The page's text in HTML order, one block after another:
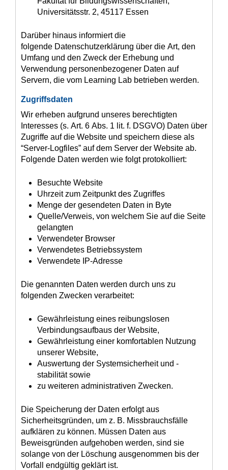
Universitätsstr. 2, 45117 Essen
Darüber hinaus informiert die
folgende Datenschutzerklärung über die Art, den
Umfang und den Zweck der Erhebung und
Verwendung personenbezogener Daten auf
Servern, die vom Learning Lab betrieben werden.
Zugriffsdaten
Wir erheben aufgrund unseres berechtigten
Interesses (s. Art. 6 Abs. 1 lit. f. DSGVO) Daten über
Zugriffe auf die Website und speichern diese als
“Server-Logfiles” auf dem Server der Website ab.
Folgende Daten werden wie folgt protokolliert:
Besuchte Website
Uhrzeit zum Zeitpunkt des Zugriffes
Menge der gesendeten Daten in Byte
Quelle/Verweis, von welchem Sie auf die Seite
gelangten
Verwendeter Browser
Verwendetes Betriebssystem
Verwendete IP-Adresse
Die genannten Daten werden durch uns zu
folgenden Zwecken verarbeitet:
Gewährleistung eines reibungslosen
Verbindungsaufbaus der Website,
Gewährleistung einer komfortablen Nutzung
unserer Website,
Auswertung der Systemsicherheit und -
stabilität sowie
zu weiteren administrativen Zwecken.
Die Speicherung der Daten erfolgt aus
Sicherheitsgründen, um z. B. Missbrauchsfälle
aufklären zu können. Müssen Daten aus
Beweisgründen aufgehoben werden, sind sie
solange von der Löschung ausgenommen bis der
Vorfall endgültig geklärt ist.